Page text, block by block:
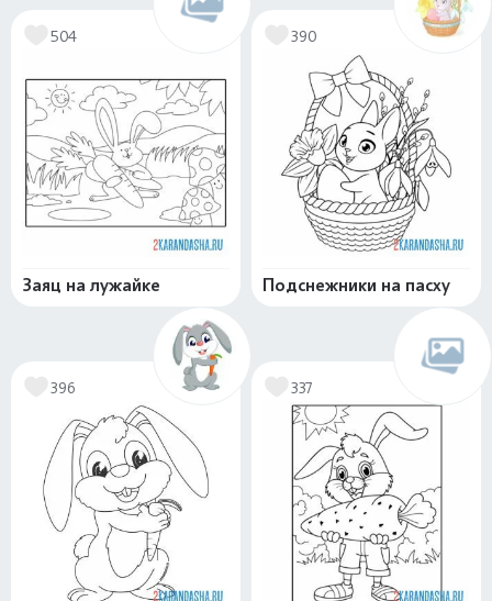
504
Заяц на лужайке
390
Подснежники на пасху
396 337